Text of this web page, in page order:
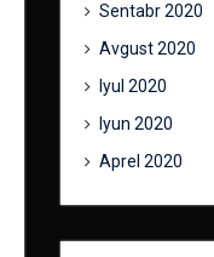
Sentabr 2020
Avgust 2020
Iyul 2020
Iyun 2020
Aprel 2020